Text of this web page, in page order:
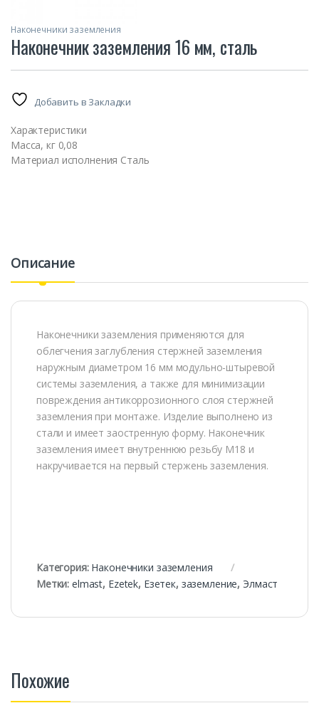
Наконечники заземления
Наконечник заземления 16 мм, сталь
Добавить в Закладки
Характеристики
Масса, кг 0,08
Материал исполнения Сталь
Описание
Наконечники заземления применяются для
облегчения заглубления стержней заземления
наружным диаметром 16 мм модульно-штыревой
системы заземления, а также для минимизации
повреждения антикоррозионного слоя стержней
заземления при монтаже. Изделие выполнено из
стали и имеет заостренную форму. Наконечник
заземления имеет внутреннюю резьбу М18 и
накручивается на первый стержень заземления.
Категория: Наконечники заземления
Метки:elmast, Ezetek, Езетек, заземление, Элмаст
Похожие